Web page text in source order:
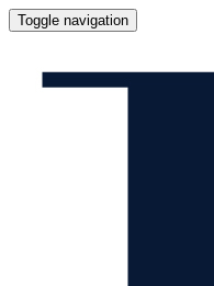
Toggle navigation